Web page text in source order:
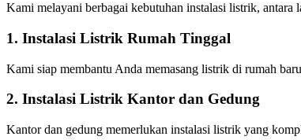
Kami melayani berbagai kebutuhan instalasi listrik, antara
1. Instalasi Listrik Rumah Tinggal
Kami siap membantu Anda memasang listrik di rumah
2. Instalasi Listrik Kantor dan Gedung
Kantor dan gedung memerlukan instalasi listrik yang